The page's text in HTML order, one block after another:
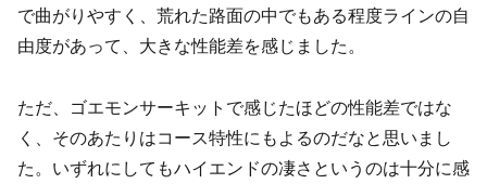
で曲がりやすく、荒れた路面の中でもある程度ラインの自
由度があって、大きな性能差を感じました。
ただ、ゴエモンサーキットで感じたほどの性能差ではな
く、そのあたりはコース特性にもよるのだなと思いまし
た。いずれにしてもハイエンドの凄さというのは十分に感